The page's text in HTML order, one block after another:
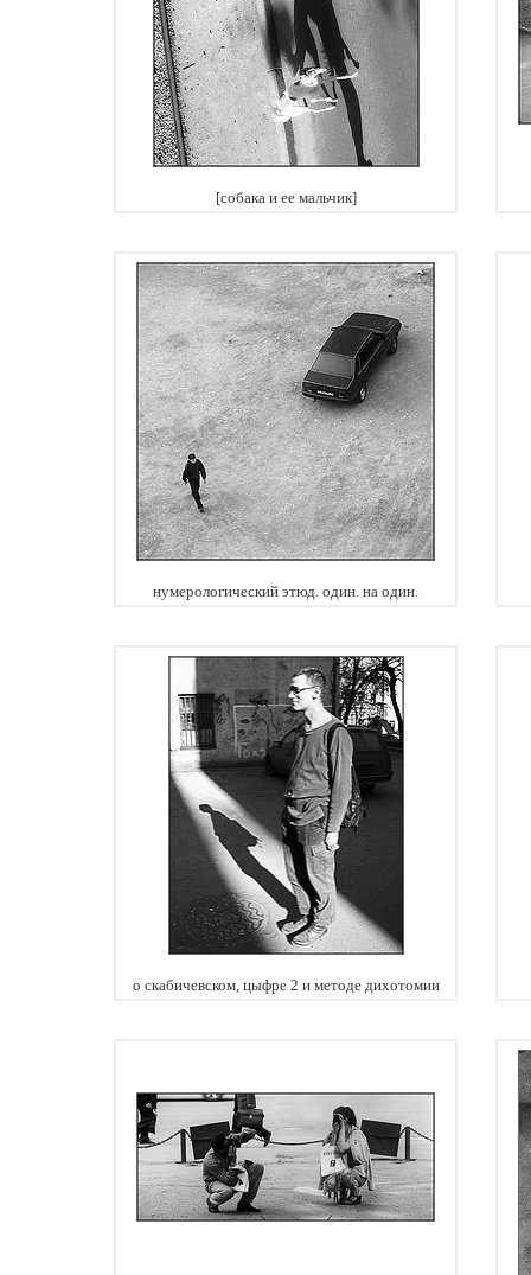
[собака и ее мальчик]
нумерологический этюд. один. на один.
о скабичевском, цыфре 2 и методе дихотомии